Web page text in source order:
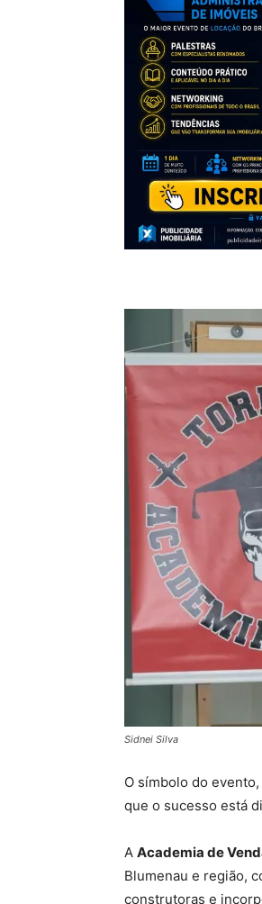
Sidnei Silva
O símbolo do
que o sucesso está
A Academia de
Blumenau e região,
construtoras e